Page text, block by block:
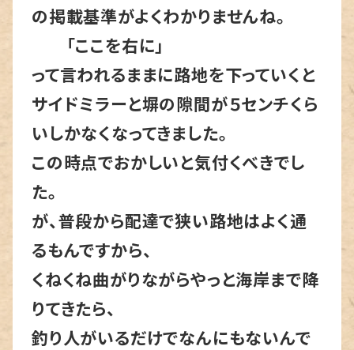
の掲載基準がよくわかりませんね。
「ここを右に」
って言われるままに路地を下っていくと
サイドミラーと塀の隙間が５センチくら
いしかなくなってきました。
この時点でおかしいと気付くべきでし
た。
が、普段から配達で狭い路地はよく通
るもんですから、
くねくね曲がりながらやっと海岸まで降
りてきたら、
釣り人がいるだけでなんにもないんで